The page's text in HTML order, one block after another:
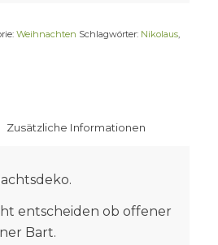
Weihnachten Schlagwörter: Nikolaus,
Zusätzliche Informationen
entscheiden ob offener
Bart.